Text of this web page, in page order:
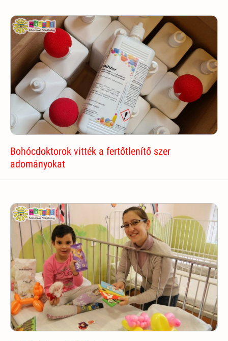
Bohócdoktorok vitték a fertőtlenítő szer
adományokat